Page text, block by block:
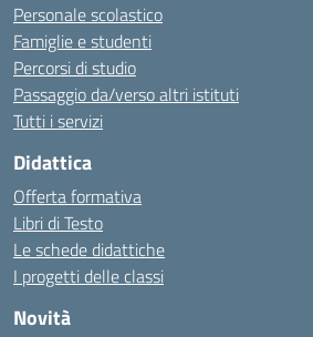
Personale scolastico
Famiglie e studenti
Percorsi di studio
Passaggio da/verso altri istituti
Tutti i servizi
Didattica
Offerta formativa
Libri di Testo
Le schede didattiche
I progetti delle classi
Novità